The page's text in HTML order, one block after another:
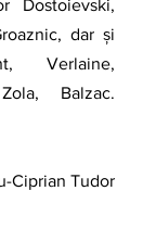
Dostoievski,
dar și
Verlaine,
Balzac.
Ciprian Tudor